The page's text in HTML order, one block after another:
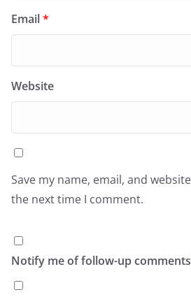
Email*
Website
Save my name, email, and
the next time I comment.
Notify me of follow-up